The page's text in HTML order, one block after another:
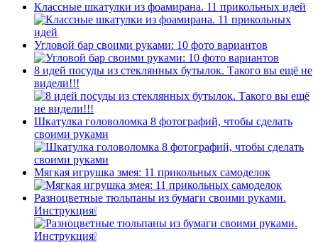
Классные шкатулки из фоамирана. 11 прикольных идей
Угловой бар своими руками: 10 фото вариантов
8 идей посуды из стеклянных бутылок. Такого вы ещё не
видели!!!
Шкатулка головоломка 8 фотографий, чтобы сделать
своими руками
Мягкая игрушка змея: 11 прикольных самоделок
Разноцветные тюльпаны из бумаги своими руками.
Инструкция❕